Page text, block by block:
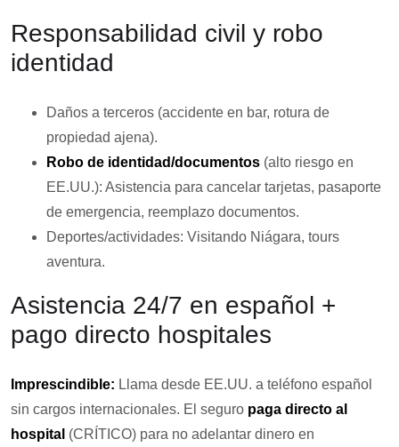
Responsabilidad civil y robo
identidad
Daños a terceros (accidente en bar, rotura de
propiedad ajena).
Robo de identidad/documentos (alto riesgo en
EE.UU.): Asistencia para cancelar tarjetas, pasaporte
de emergencia, reemplazo documentos.
Deportes/actividades: Visitando Niágara, tours
aventura.
Asistencia 24/7 en español +
pago directo hospitales
Imprescindible: Llama desde EE.UU. a teléfono español
sin cargos internacionales. El seguro paga directo al
hospital (CRÍTICO) para no adelantar dinero en